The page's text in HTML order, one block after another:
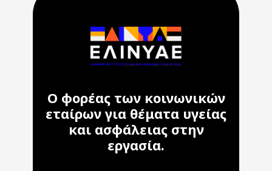
Ο φορέας των κοινωνικών
εταίρων για θέματα υγείας
και ασφάλειας στην
εργασία.